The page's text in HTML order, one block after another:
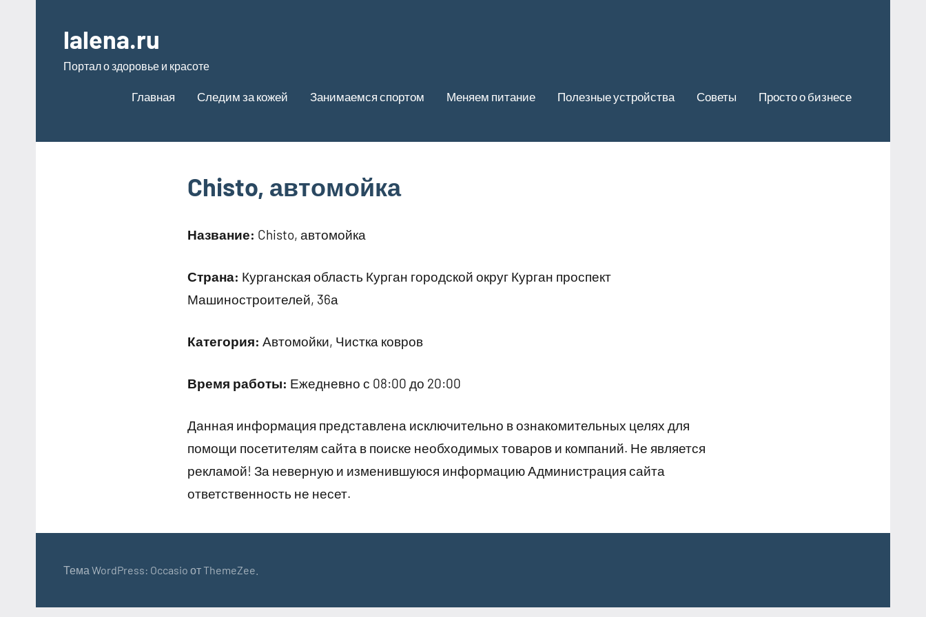
содержимому
lalena.ru
Портал о здоровье и красоте
Главная Следим за кожей Занимаемся спортом Меняем питание Полезные устройства Советы Просто о бизнесе
Chisto, автомойка
Название: Chisto, автомойка
Страна: Курганская область Курган городской округ Курган проспект
Машиностроителей, 36а
Категория: Автомойки, Чистка ковров
Время работы: Ежедневно с 08:00 до 20:00
Данная информация представлена исключительно в ознакомительных целях для
помощи посетителям сайта в поиске необходимых товаров и компаний. Не является
рекламой! За неверную и изменившуюся информацию Администрация сайта
ответственность не несет.
Тема WordPress: Occasio от ThemeZee.